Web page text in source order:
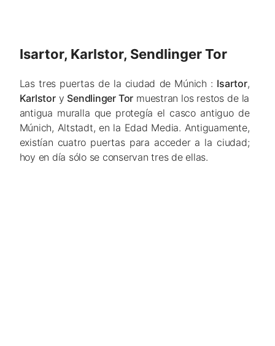
Isartor, Karlstor, Sendlinger Tor
Las tres puertas de la ciudad de Múnich : Isartor,
Karlstory Sendlinger Tor muestran los restos de la
antigua muralla que protegía el casco antiguo de
Múnich, Altstadt, en la Edad Media. Antiguamente,
existían cuatro puertas para acceder a la ciudad;
hoy en día sólo se conservan tres de ellas.